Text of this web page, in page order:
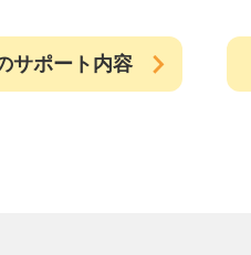
サポート内容